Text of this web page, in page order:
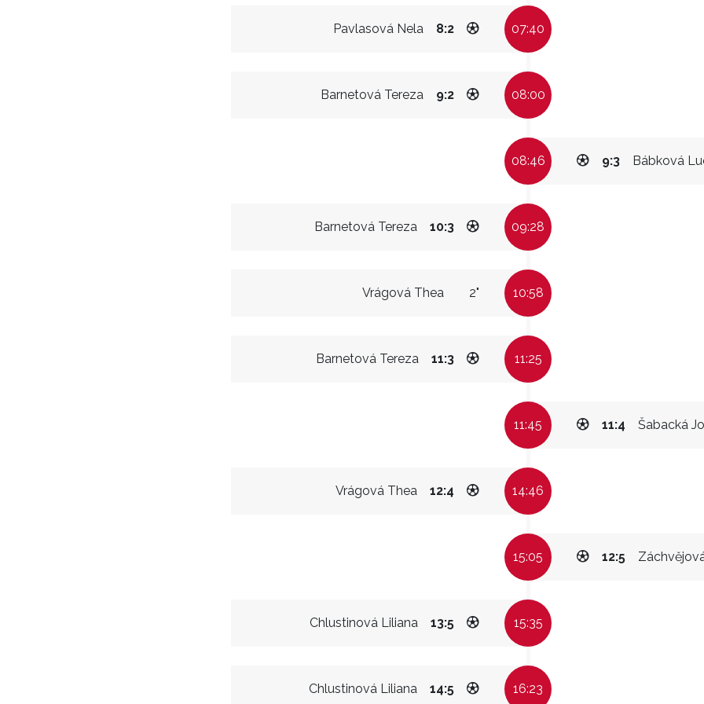
Pavlasová Nela 8:2 07:40
Barnetová Tereza 9:2 08:00
08:46 Bábková
9:3
Barnetová Tereza 10:3 09:28
Vrágová Thea 2" 10:58
Barnetová Tereza 11:3 11:25
11:45 Šabacká
11:4
Vrágová Thea 12:4 14:46
15:05 12:5
Chlustinová Liliana 13:5 15:35
Chlustinová Liliana 14:5 16:23